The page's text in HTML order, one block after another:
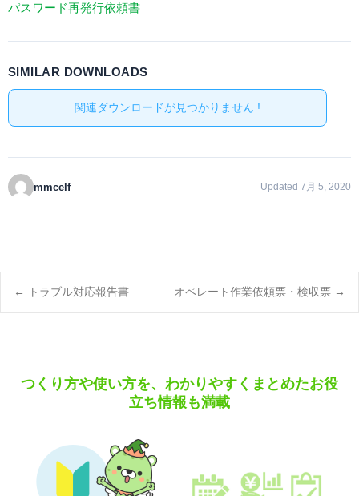
パスワード再発行依頼書
SIMILAR DOWNLOADS
関連ダウンロードが見つかりません !
mmcelf Updated 7月 5, 2020
Post
← トラブル対応報告書 オペレート作業依頼票・検収票 →
つくり方や使い方を、わかりやすくまとめたお役
立ち情報も満載